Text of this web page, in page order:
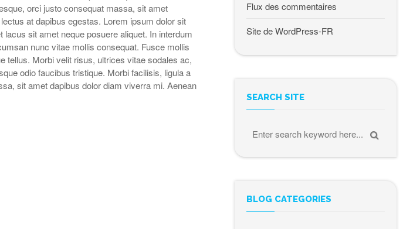
orci justo consequat massa, sit amet
at dapibus egestas. Lorem ipsum dolor sit
sit amet neque posuere aliquet. In interdum
nunc vitae mollis consequat. Fusce mollis
tellus. Morbi velit risus, ultrices vitae sodales ac,
odio faucibus tristique. Morbi facilisis, ligula a
sit amet dapibus dolor diam viverra mi. Aenean
Flux des commentaires
Site de WordPress-FR
SEARCH SITE
BLOG CATEGORIES